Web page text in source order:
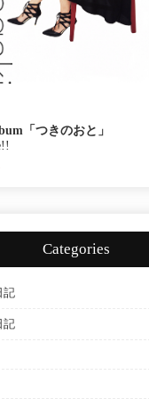
「つきのおと」
Categories
記
記